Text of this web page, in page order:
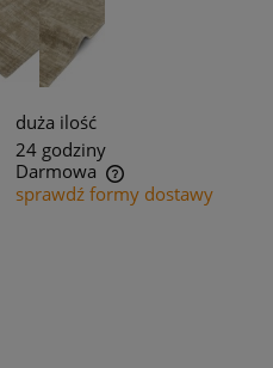
duża ilość
24 godziny
Darmowa
kosztów płatności
sprawdź formy dostawy